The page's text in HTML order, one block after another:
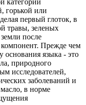
категории
горькой или
первый глоток, в
травы, зеленых
после
Прежде чем
основания языка - это
природного
исследователей,
заболеваний и
в норме